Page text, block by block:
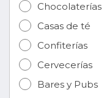
Chocolaterías
Casas de té
Confiterías
Cervecerías
Bares y Pubs